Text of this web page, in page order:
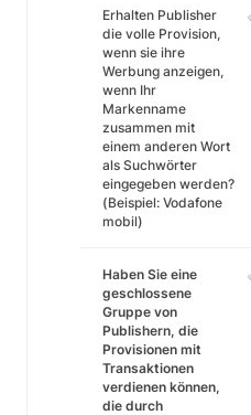
Erhalten Publisher
die volle Provision,
wenn sie ihre
Werbung anzeigen,
wenn Ihr
Markenname
zusammen mit
einem anderen Wort
als Suchwörter
eingegeben werden?
(Beispiel: Vodafone
mobil)
Haben Sie eine
geschlossene
Gruppe von
Publishern, die
Provisionen mit
Transaktionen
verdienen können,
die durch